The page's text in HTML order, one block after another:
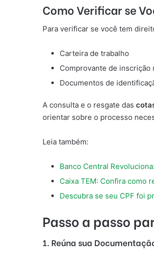
Como Verificar se
Para verificar se você tem
Carteira de trabalho
Comprovante de inscrição
Documentos de
A consulta e o resgate das
orientar sobre o processo
Leia também:
Banco Central
Caixa TEM: Confira como
Descubra se seu CPF foi
Passo a passo
1. Reúna sua